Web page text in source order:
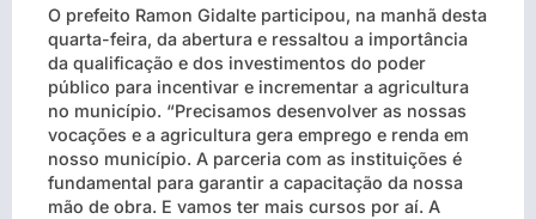
O prefeito Ramon Gidalte participou, na manhã desta
quarta-feira, da abertura e ressaltou a importância
da qualificação e dos investimentos do poder
público para incentivar e incrementar a agricultura
no município. “Precisamos desenvolver as nossas
vocações e a agricultura gera emprego e renda em
nosso município. A parceria com as instituições é
fundamental para garantir a capacitação da nossa
mão de obra. E vamos ter mais cursos por aí. A